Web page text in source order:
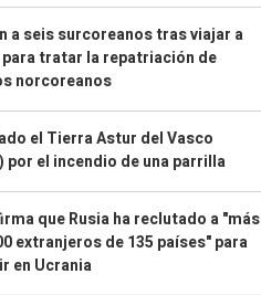
a seis surcoreanos tras viajar a
para tratar la repatriación de
norcoreanos
el Tierra Astur del Vasco
por el incendio de una parrilla
que Rusia ha reclutado a "más
extranjeros de 135 países" para
en Ucrania